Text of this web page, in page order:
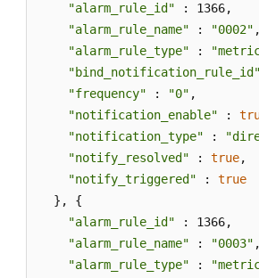
警
规
则
查
询
事
告
警
息
统
"alarm_rule_id" : 1366,
"alarm_rule_name" : "0002" ,
"alarm_rule_type" :
"bind_notification_rule_id"
"frequency" : "0" ,
"notification_enable" :
"notification_type" :
"notify_resolved" : true,
"notify_triggered" : true
  }, {
"alarm_rule_id" : 1366,
"alarm_rule_name" : "0003" ,
"alarm_rule_type" :